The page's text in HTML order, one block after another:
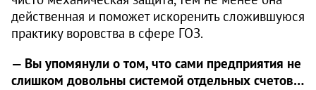
действенная и поможет искоренить сложившуюся
практику воровства в сфере ГОЗ.
— Вы упомянули о том, что сами предприятия не
слишком довольны системой отдельных счетов…